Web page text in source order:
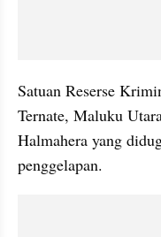
Satuan Reserse
Ternate, Maluku
Halmahera yang
penggelapan.